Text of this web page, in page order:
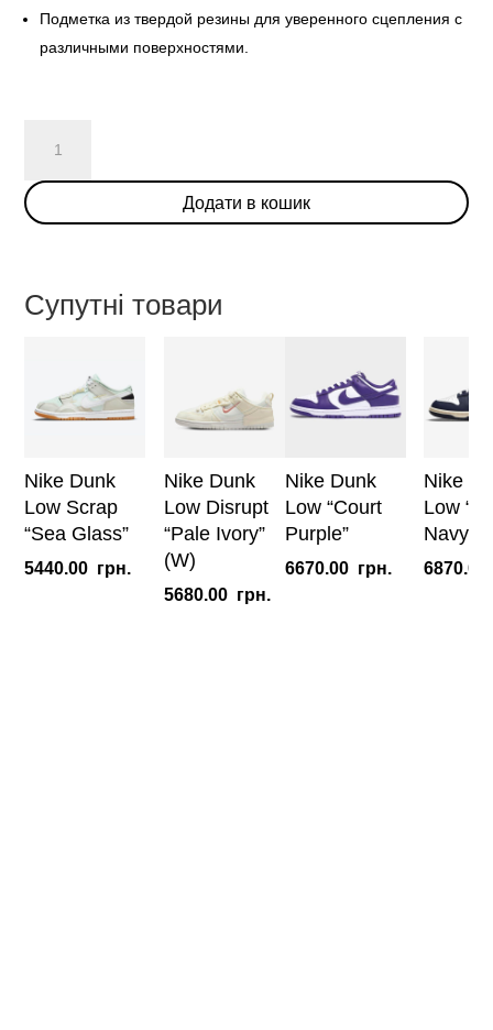
Подметка из твердой резины для уверенного сцепления с
различными поверхностями.
Dunk
Low
USA
Додати в кошик
Супутні товари
Nike Dunk
Low Scrap
“Sea Glass”
5440.00 грн.
Nike Dunk
Low Disrupt
“Pale Ivory”
(W)
5680.00 грн.
Nike Dunk
Low “Court
Purple”
6670.00 грн.
Nike
Low
Navy”
6870.00